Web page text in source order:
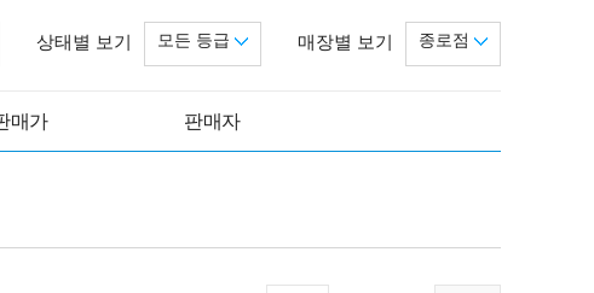
매장별 보기 종로점
상태별 보기 모든 등급
매가 판매자